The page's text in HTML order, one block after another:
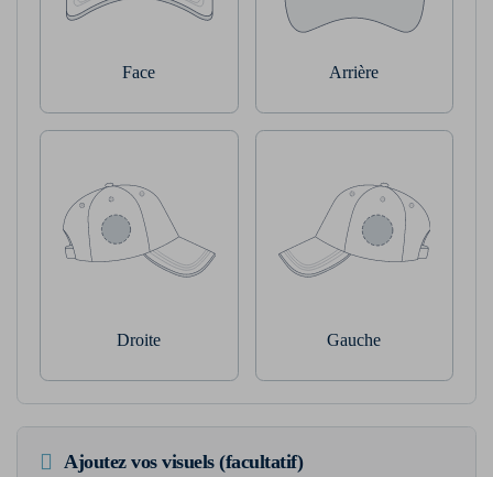
Face Arrière
Droite Gauche
Ajoutez vos visuels (facultatif)